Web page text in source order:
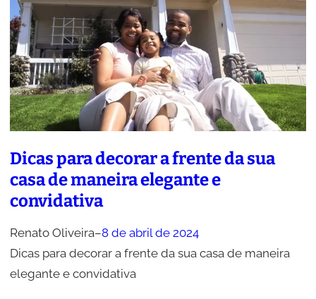
Dicas para decorar a frente da sua
casa de maneira elegante e
convidativa
Renato Oliveira–8 de abril de 2024
Dicas para decorar a frente da sua casa de maneira
elegante e convidativa